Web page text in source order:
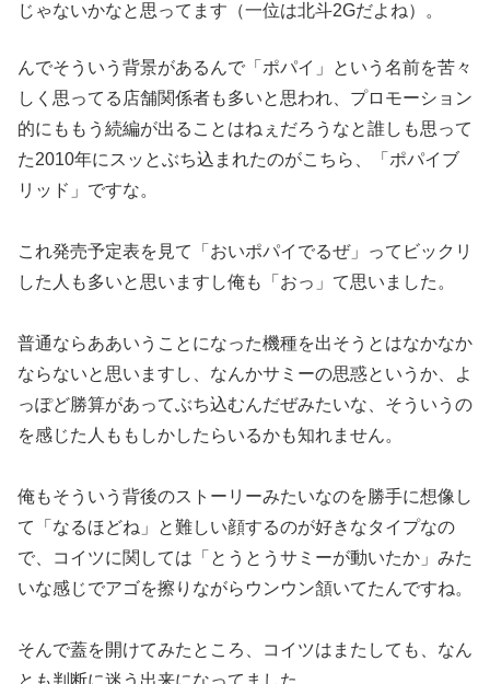
じゃないかなと思ってます（一位は北斗2Gだよね）。
んでそういう背景があるんで「ポパイ」という名前を苦々
しく思ってる店舗関係者も多いと思われ、プロモーション
的にももう続編が出ることはねぇだろうなと誰しも思って
た2010年にスッとぶち込まれたのがこちら、「ポパイブ
リッド」ですな。
これ発売予定表を見て「おいポパイでるぜ」ってビックリ
した人も多いと思いますし俺も「おっ」て思いました。
普通ならああいうことになった機種を出そうとはなかなか
ならないと思いますし、なんかサミーの思惑というか、よ
っぽど勝算があってぶち込むんだぜみたいな、そういうの
を感じた人ももしかした らいるかも知れません。
俺もそういう背後のストーリーみたいなのを勝手に想像し
て「なるほどね」と難しい顔するのが好きなタイプなの
で、コイツに関しては「とうとうサミーが動いたか」みた
いな感じでアゴを擦りながら ウンウン頷いてたんですね。
そんで蓋を開けてみたところ、コイツはまたしても、なん